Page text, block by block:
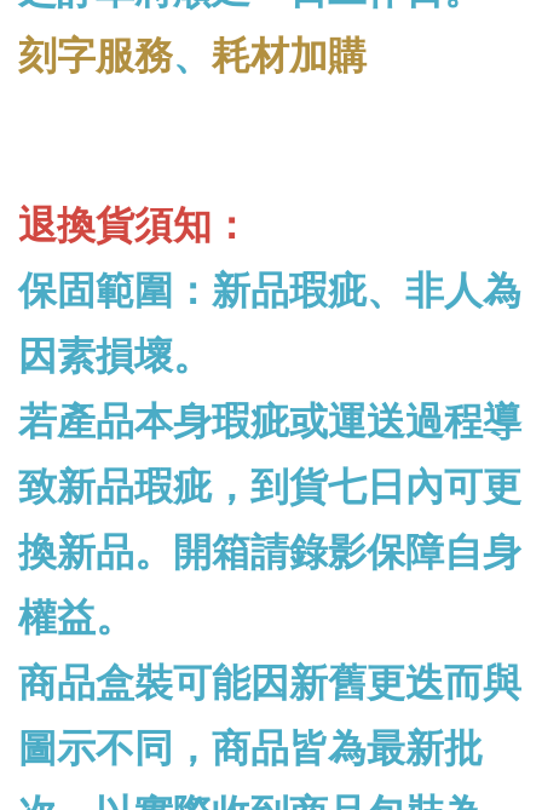
刻字服務、 耗材加購
退換貨須知：
保固範圍：新品瑕疵、非人為
因素損壞。
若產品本身瑕疵或運送過程導
致新品瑕疵，到貨七日內可更
換新品。開箱請錄影保障自身
權益。
商品盒裝可能因新舊更迭而與
圖示不同，商品皆為最新批